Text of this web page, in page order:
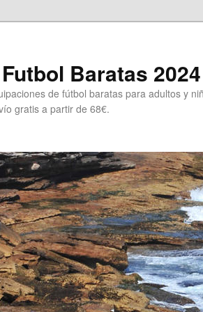
Baratas
de fútbol baratas para adultos y
gratis a partir de 68€.